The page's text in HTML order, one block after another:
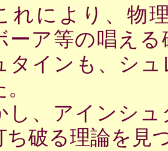
れにより、物
ーア等の唱え
タインも、シ
、アインシュ
ち破る理論を見